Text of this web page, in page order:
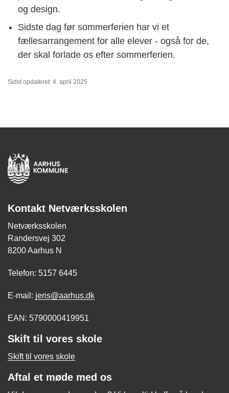
og design.
Sidste dag før sommerferien har vi et
fællesarrangement for alle elever - også for de,
der skal forlade os efter sommerferien.
Sidst opdateret: 4. april 2025
Kontakt Netværksskolen
Netværksskolen
Randersvej 302
8200 Aarhus N
Telefon: 5157 6445
E-mail: jeris@aarhus.dk
EAN: 5790000419951
Skift til vores skole
Skift til vores skole
Aftal et møde med os